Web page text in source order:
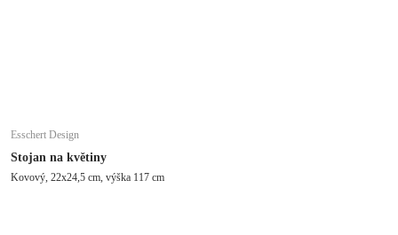
Esschert Design
Stojan na květiny
Kovový, 22x24,5 cm, výška 117 cm